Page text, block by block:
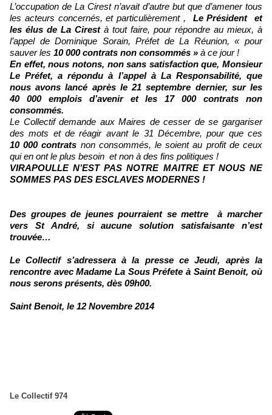
L’occupation de La Cirest n’avait d’autre but que d’amener tous
les acteurs concernés, et particulièrement , Le Président et
les élus de La Cirestà tout faire, pour répondre au mieux, à
l’appel de Dominique Sorain, Préfet de La Réunion, « pour
sauver les 10 000 contrats non consommés » à ce jour !
En effet, nous notons, non sans satisfaction que, Monsieur
Le Préfet, a répondu à l’appel à La Responsabilité, que
nous avons lancé après le 21 septembre dernier, sur les
40 000 emplois d’avenir et les17 000contrats non
consommés.
Le Collectif demande aux Maires de cesser de se gargariser
des mots et de réagir avant le 31 Décembre, pour que ces
10 000 contrats non consommés, le soient au profit de ceux
qui en ont le plus besoin et non à des fins politiques !
VIRAPOULLE N’EST PAS NOTRE MAITRE ET NOUS NE
SOMMES PAS DES ESCLAVES MODERNES !
Des groupes de jeunes pourraient se mettre à marcher
vers St André, si aucune solution satisfaisante n’est
trouvée…
Le Collectif s’adressera à la presse ce Jeudi, après la
rencontre avec Madame La Sous Préfete à Saint Benoit, où
nous serons présents, dès 09h00.
Saint Benoit, le 12 Novembre 2014
Le Collectif 974